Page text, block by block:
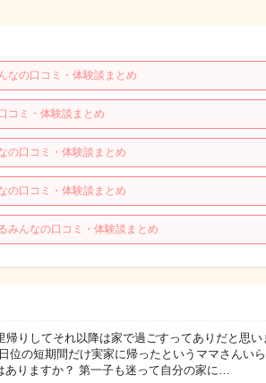
なの口コミ・体験談まとめ
コミ・体験談まとめ
の口コミ・体験談まとめ
の口コミ・体験談まとめ
みんなの口コミ・体験談まとめ
帰りしてそれ以降は家で過ごすってありだと思い
位の短期間だけ実家に帰ったというママさんい
ありますか？ 第一子も迷って自分の家に…